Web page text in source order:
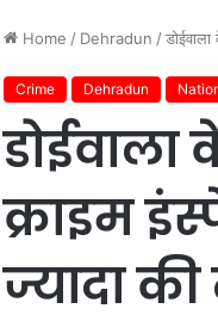
Home / Dehradun /
Crime Dehradun
डोईवाला
क्राइम
ज्यादा